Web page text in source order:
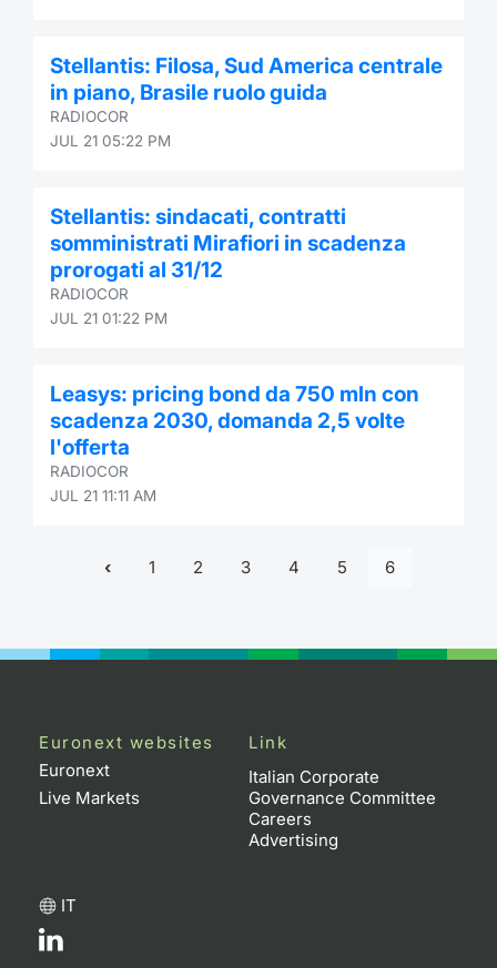
Stellantis: Filosa, Sud America centrale
in piano, Brasile ruolo guida
RADIOCOR
JUL 21 05:22 PM
Stellantis: sindacati, contratti
somministrati Mirafiori in scadenza
prorogati al 31/12
RADIOCOR
JUL 21 01:22 PM
Leasys: pricing bond da 750 mln con
scadenza 2030, domanda 2,5 volte
l'offerta
RADIOCOR
JUL 21 11:11 AM
1 2 3 4 5 6
Euronext websites
Euronext
Live Markets
Link
Italian Corporate
Governance Committee
Careers
Advertising
IT